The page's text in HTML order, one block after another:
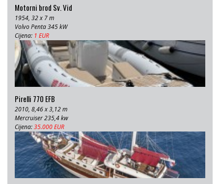
Motorni brod Sv. Vid
1954, 32 x 7 m
Volvo Penta 345 kW
Cijena: 1 EUR
Pirelli 770 EFB
2010, 8,46 x 3,12 m
Mercruiser 235,4 kw
Cijena:35.000 EUR